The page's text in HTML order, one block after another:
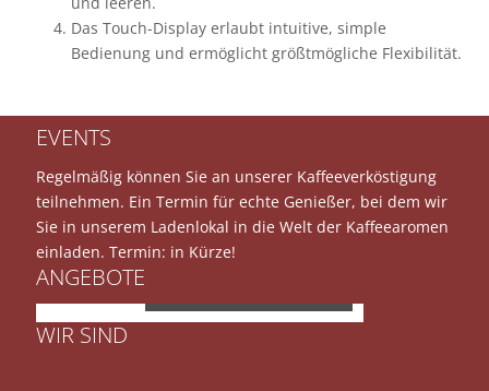
Das Touch-Display erlaubt intuitive, simple
Bedienung und ermöglicht größtmögliche Flexibilität.
EVENTS
Regelmäßig können Sie an unserer Kaffeeverköstigung
teilnehmen. Ein Termin für echte Genießer, bei dem wir
Sie in unserem Ladenlokal in die Welt der Kaffeearomen
einladen. Termin: in Kürze!
ANGEBOTE
WIR SIND